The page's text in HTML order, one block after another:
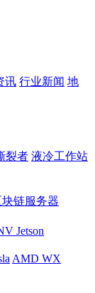
讯 行业新闻 地
裂者 液冷工作站
块链服务器
Jetson
AMD WX